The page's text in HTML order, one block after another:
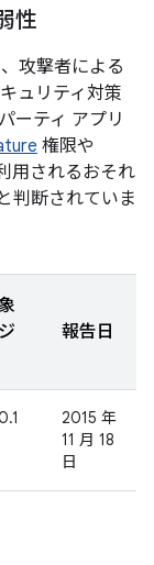
性
攻撃者による
ュリティ対策
ーティ アプリ
権限や
用されるおそれ
判断されていま
報告日
2015 年
11 月 18
日